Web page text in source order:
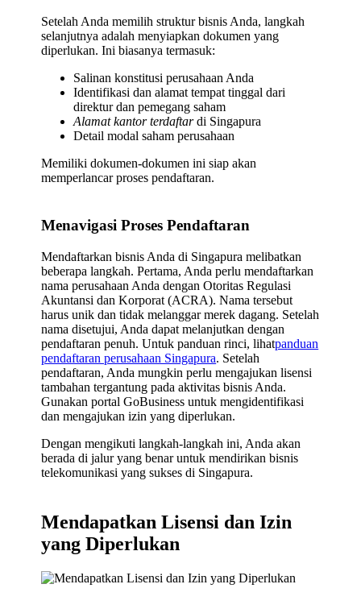
Setelah Anda memilih struktur bisnis Anda, langkah
selanjutnya adalah menyiapkan dokumen yang
diperlukan. Ini biasanya termasuk:
Salinan konstitusi perusahaan Anda
Identifikasi dan alamat tempat tinggal dari
direktur dan pemegang saham
Alamat kantor terdaftardi Singapura
Detail modal saham perusahaan
Memiliki dokumen-dokumen ini siap akan
memperlancar proses pendaftaran.
Menavigasi Proses Pendaftaran
Mendaftarkan bisnis Anda di Singapura melibatkan
beberapa langkah. Pertama, Anda perlu mendaftarkan
nama perusahaan Anda dengan Otoritas Regulasi
Akuntansi dan Korporat (ACRA). Nama tersebut
harus unik dan tidak melanggar merek dagang. Setelah
nama disetujui, Anda dapat melanjutkan dengan
pendaftaran penuh. Untuk panduan rinci, lihatpanduan
pendaftaran perusahaan Singapura. Setelah
pendaftaran, Anda mungkin perlu mengajukan lisensi
tambahan tergantung pada aktivitas bisnis Anda.
Gunakan portal GoBusiness untuk mengidentifikasi
dan mengajukan izin yang diperlukan.
Dengan mengikuti langkah-langkah ini, Anda akan
berada di jalur yang benar untuk mendirikan bisnis
telekomunikasi yang sukses di Singapura.
Mendapatkan Lisensi dan Izin
yang Diperlukan